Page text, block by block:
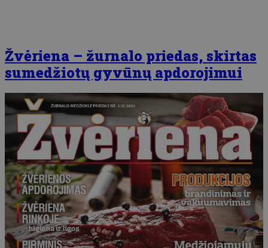
Žvėriena – žurnalo priedas, skirtas
sumedžiotų gyvūnų apdorojimui